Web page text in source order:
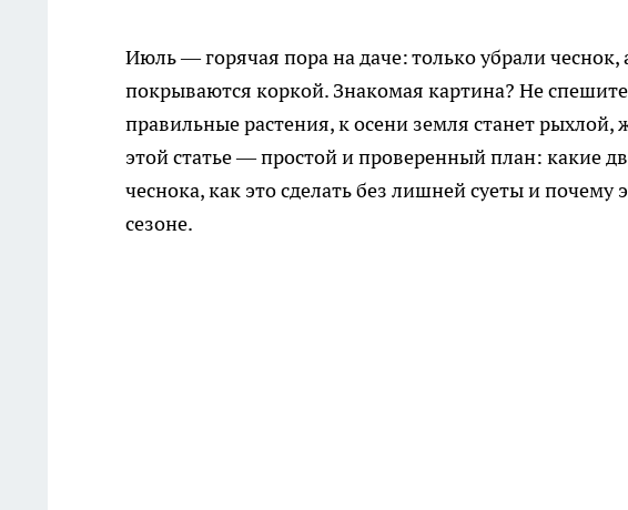
Июль — горячая пора на даче: только убрали чеснок,
покрываются коркой. Знакомая картина? Не
правильные растения, к осени земля станет
этой статье — простой и проверенный план: какие
чеснока, как это сделать без лишней суеты и
сезоне.